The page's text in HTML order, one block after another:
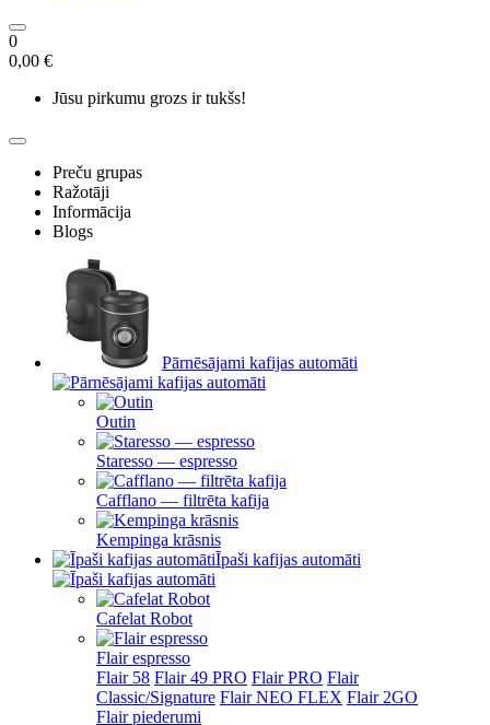
0
0,00 €
Jūsu pirkumu grozs ir tukšs!
Preču grupas
Ražotāji
Informācija
Blogs
Pārnēsājami kafijas automāti
Outin
Staresso — espresso
Cafflano — filtrēta kafija
Kempinga krāsnis
Īpaši kafijas automāti
Cafelat Robot
Flair espresso
Flair 58 Flair 49 PRO Flair PRO Flair
Classic/Signature Flair NEO FLEX Flair 2GO
Flair piederumi